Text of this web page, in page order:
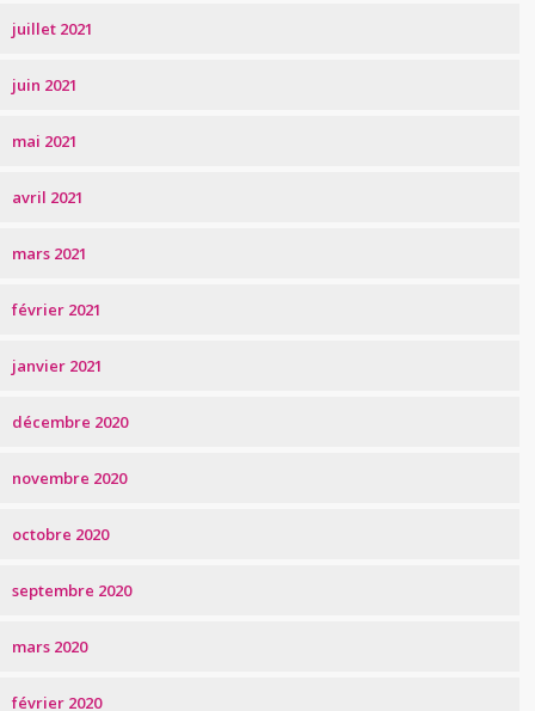
juillet 2021
juin 2021
mai 2021
avril 2021
mars 2021
février 2021
janvier 2021
décembre 2020
novembre 2020
octobre 2020
septembre 2020
mars 2020
février 2020